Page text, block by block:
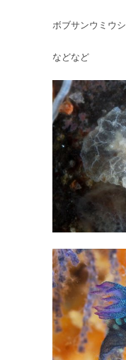
ボブサンウミウシ
などなど